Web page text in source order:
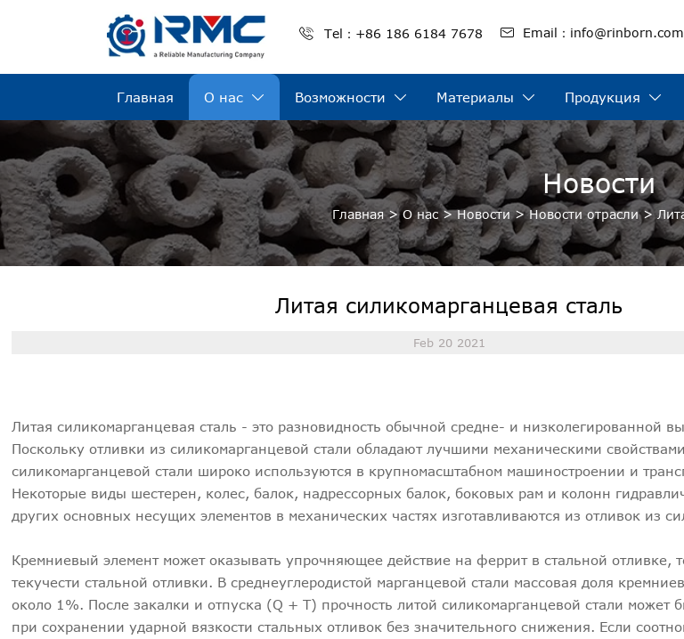
 Tel：+86 186 6184 7678  Email：info@rinborn.com
Главная О нас  Возможности  Материалы  Продукция 
Новости
Главная>О нас>Новости >Новости отрасли>
Литая силикомарганцевая сталь
Feb 20 2021
Литая силикомарганцевая сталь - это разновидность обычной средне- и низколегированной
Поскольку отливки из силикомарганцевой стали обладают лучшими механическими
силикомарганцевой стали широко используются в крупномасштабном машиностроении и
Некоторые виды шестерен, колес, балок, надрессорных балок, боковых рам и колонн
других основных несущих элементов в механических частях изготавливаются из отливок из
Кремниевый элемент может оказывать упрочняющее действие на феррит в стальной отливке,
текучести стальной отливки. В среднеуглеродистой марганцевой стали массовая доля
около 1%. После закалки и отпуска (Q + T) прочность литой силикомарганцевой стали может
при сохранении ударной вязкости стальных отливок без значительного снижения. Если